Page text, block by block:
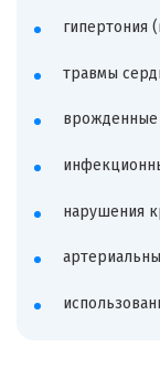
гипертония
травмы
врожденные
нарушения